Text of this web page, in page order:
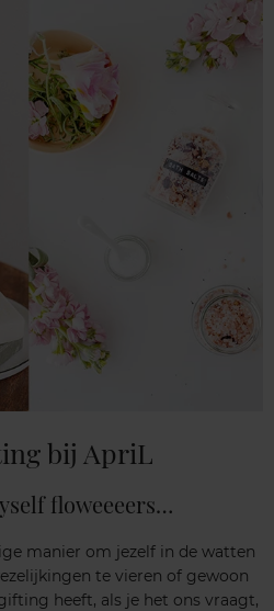
bij ApriL
floweeeers…
manier om jezelf in de watten
te vieren of gewoon
heeft, als je het ons vraagt,